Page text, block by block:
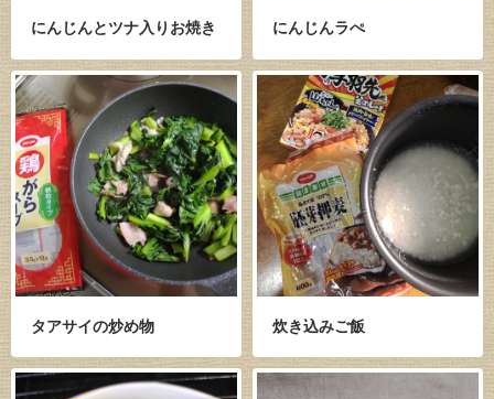
にんじんとツナ入りお焼き にんじんラぺ
タアサイの炒め物 炊き込みご飯